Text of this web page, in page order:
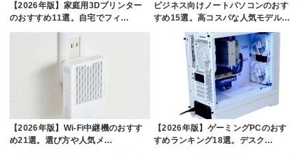
【2026年版】家庭用3Dプリンター
のおすすめ11選。自宅でフィ…
ビジネス向けノートパソコンのおす
すめ15選。高コスパな人気モデル…
【2026年版】Wi-Fi中継機のおすす
め21選。選び方や人気メ…
【2026年版】ゲーミングPCのおす
すめランキング18選。デスク…